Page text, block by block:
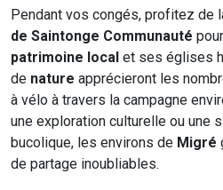
Pendant vos congés, profitez de
de Saintonge Communauté
patrimoine local et ses églises
de nature apprécieront les
à vélo à travers la campagne
une exploration culturelle ou une
bucolique, les environs de Migré
de partage inoubliables.